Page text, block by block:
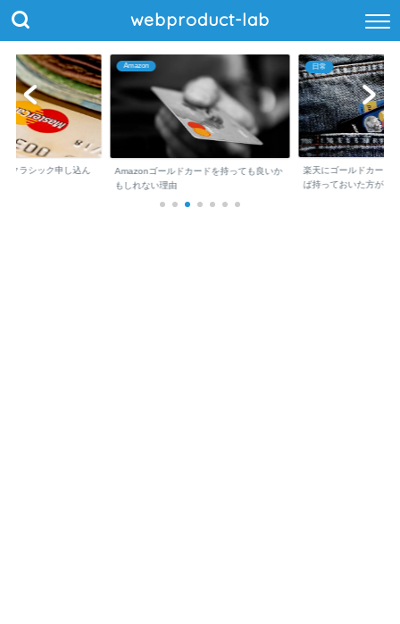
webproduct-lab
クラシック申し込ん
Amazon
Amazonゴールドカードを持っても良いか
もしれない理由
日常
楽天にゴールドカード
ば持っておいた方が...